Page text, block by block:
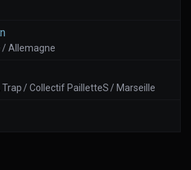
/ Allemagne
Trap / Collectif PailletteS / Marseille